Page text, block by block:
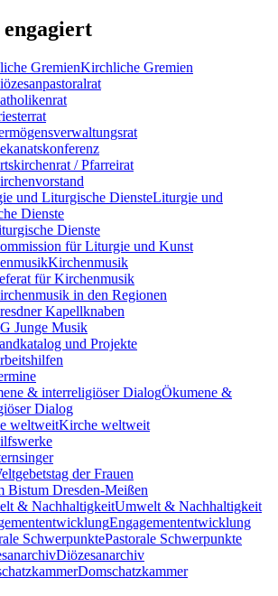
Kirchliche Gremien
/ Pfarreirat
Liturgie und
Dienste
Dienste
für Liturgie und Kunst
Kirchenmusik
für Kirchenmusik
in den Regionen
Kapellknaben
Junge Musik
und Projekte
Ökumene &
Dialog
Kirche weltweit
der Frauen
Bistum Dresden-Meißen
Umwelt & Nachhaltigkeit
Engagemententwicklung
Pastorale Schwerpunkte
Diözesanarchiv
Domschatzkammer